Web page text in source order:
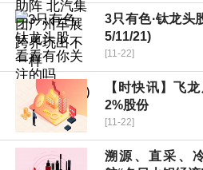
3只有色·钛龙头
5/11/21)
[11-22]
【时快讯】飞
2%股份
[11-22]
溯源、直采、